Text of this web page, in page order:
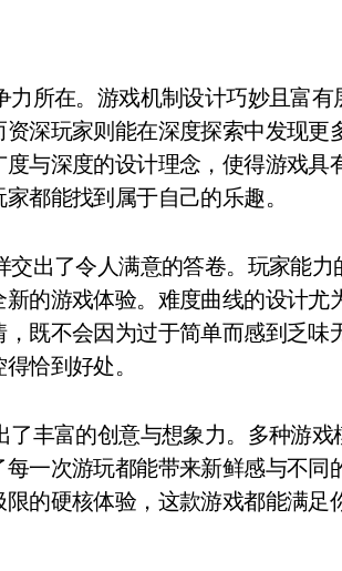
所在。游戏机制设计巧妙且富有
深玩家则能在深度探索中发现更
与深度的设计理念，使得游戏具
都能找到属于自己的乐趣。
出了令人满意的答卷。玩家能力
的游戏体验。难度曲线的设计尤
既不会因为过于简单而感到乏味
恰到好处。
丰富的创意与想象力。多种游戏
一次游玩都能带来新鲜感与不同
的硬核体验，这款游戏都能满足